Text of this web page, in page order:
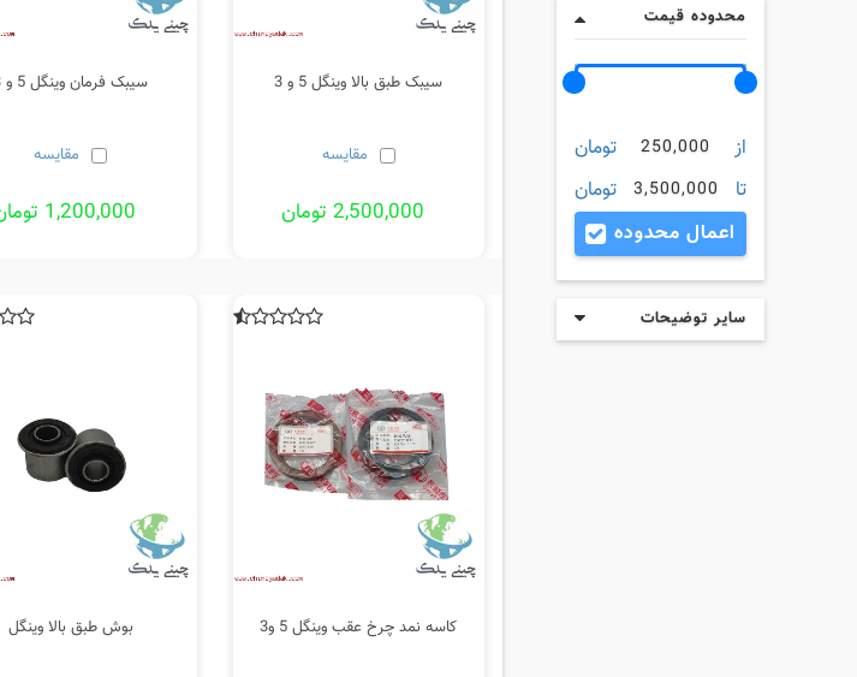
محدوده قیمت
از 250,000
تومان
تا
3,500,000
تومان
اعمال محدوده
سایر توضیحات
سیبک طبق بالا وینگل 5 و 3
مقایسه
2,500,000 تومان
سیبک فرمان وینگل 5 و 3
مقایسه
1,200,000 تومان
کاسه نمد چرخ عقب وینگل 5 و3 بوش طبق بالا وینگل